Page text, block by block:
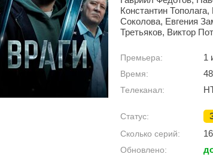
Константин
Соколова, Евгения
Третьяков, Виктор
Премьера: 1
Время:
Телеканал:
Статус:
Сколько серий:
Обновлено: